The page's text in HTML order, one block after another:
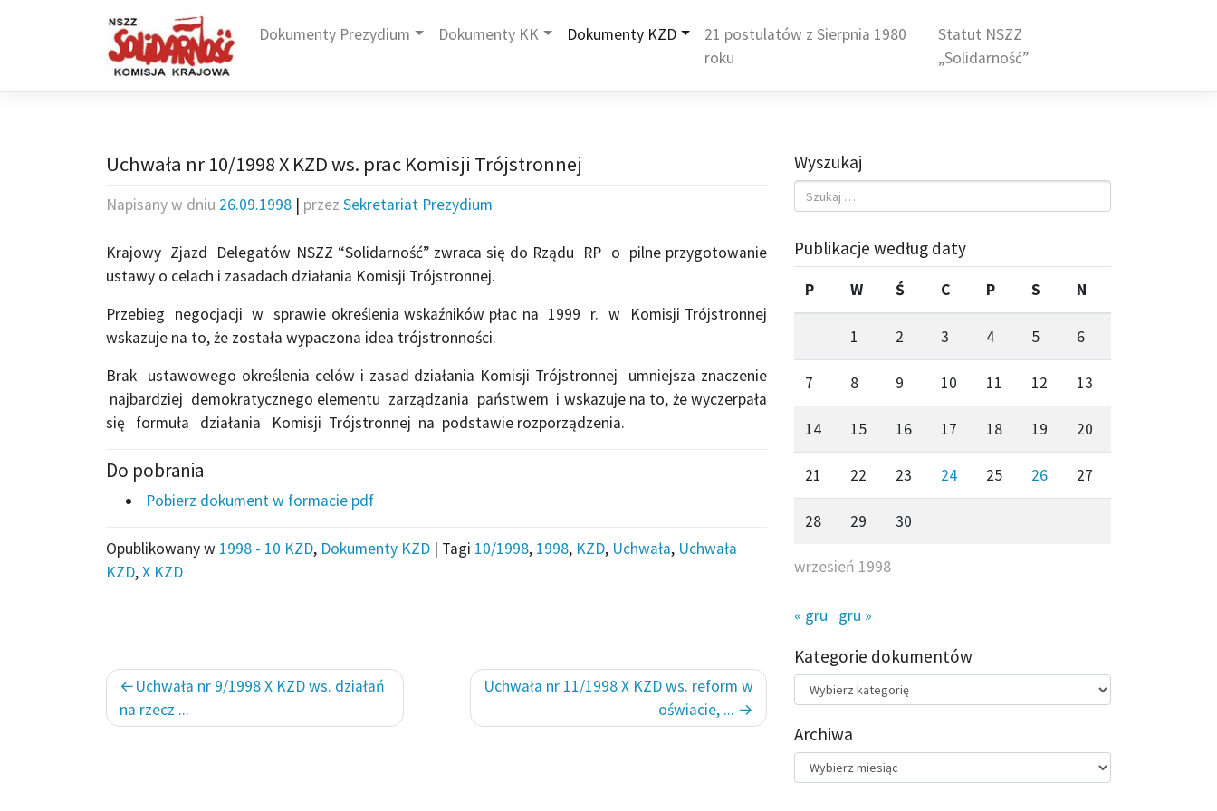
Dokumenty Prezydium Dokumenty KK Dokumenty KZD
21 postulatów z Sierpnia 1980
roku
Statut NSZZ
„Solidarność”
Uchwała nr 10/1998 X KZD ws. prac Komisji Trójstronnej
Napisany w dniu 26.09.1998 | przez Sekretariat Prezydium
Krajowy Zjazd Delegatów NSZZ “Solidarność” zwraca się do Rządu RP o pilne przygotowanie
ustawy o celach i zasadach działania Komisji Trójstronnej.
Przebieg negocjacji w sprawie określenia wskaźników płac na 1999 r. w Komisji Trójstronnej
wskazuje na to, że została wypaczona idea trójstronności.
Brak ustawowego określenia celów i zasad działania Komisji Trójstronnej umniejsza znaczenie
najbardziej demokratycznego elementu zarządzania państwem i wskazuje na to, że wyczerpała
się formuła działania Komisji Trójstronnej na podstawie rozporządzenia.
Do pobrania
Pobierz dokument w formacie pdf
Opublikowany w 1998 - 10 KZD, Dokumenty KZD | Tagi 10/1998, 1998, KZD, Uchwała, Uchwała
KZD,X KZD
Nawigacja
wpisu
Uchwała nr 9/1998 X KZD ws. działań
na rzecz ...
Uchwała nr 11/1998 X KZD ws. reform w
oświacie, ...
Wyszukaj
Publikacje według daty
wrzesień 1998
P W Ś C P S N
1 2 3 4 5 6
7 8 9 10 11 12 13
14 15 16 17 18 19 20
21 22 23 24 25 26 27
28 29 30
« gru gru »
Kategorie dokumentów
Kategorie
dokumentów
Archiwa
Archiwa